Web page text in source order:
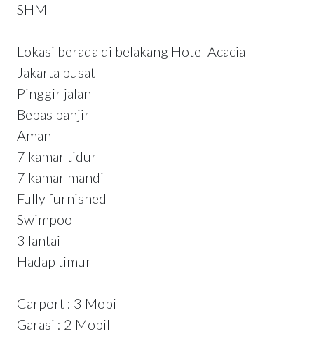
SHM
Lokasi berada di belakang Hotel Acacia
Jakarta pusat
Pinggir jalan
Bebas banjir
Aman
7 kamar tidur
7 kamar mandi
Fully furnished
Swimpool
3 lantai
Hadap timur
Carport : 3 Mobil
Garasi : 2 Mobil